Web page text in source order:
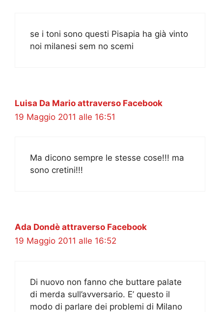
se i toni sono questi Pisapia ha già vinto
noi milanesi sem no scemi
Luisa Da Mario attraverso Facebook
19 Maggio 2011 alle 16:51
Ma dicono sempre le stesse cose!!! ma
sono cretini!!!
Ada Dondè attraverso Facebook
19 Maggio 2011 alle 16:52
Di nuovo non fanno che buttare palate
di merda sull’avversario. E’ questo il
modo di parlare dei problemi di Milano